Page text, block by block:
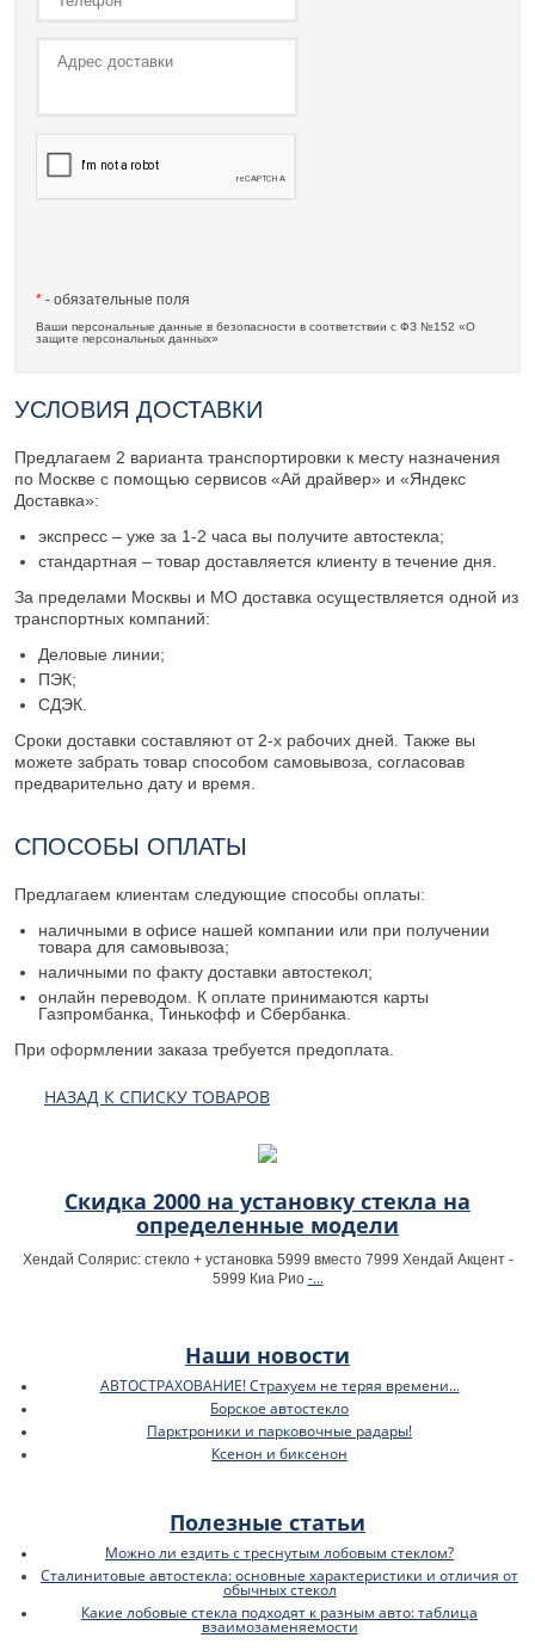
* - обязательные поля
Ваши персональные данные в безопасности в соответствии с ФЗ №152 «О
защите персональных данных»
УСЛОВИЯ ДОСТАВКИ
Предлагаем 2 варианта транспортировки к месту назначения
по Москве с помощью сервисов «Ай драйвер» и «Яндекс
Доставка»:
экспресс – уже за 1-2 часа вы получите автостекла;
стандартная – товар доставляется клиенту в течение дня.
За пределами Москвы и МО доставка осуществляется одной из
транспортных компаний:
Деловые линии;
ПЭК;
СДЭК.
Сроки доставки составляют от 2-х рабочих дней. Также вы
можете забрать товар способом самовывоза, согласовав
предварительно дату и время.
СПОСОБЫ ОПЛАТЫ
Предлагаем клиентам следующие способы оплаты:
наличными в офисе нашей компании или при получении
товара для самовывоза;
наличными по факту доставки автостекол;
онлайн переводом. К оплате принимаются карты
Газпромбанка, Тинькофф и Сбербанка.
При оформлении заказа требуется предоплата.
НАЗАД К СПИСКУ ТОВАРОВ
Скидка 2000 на установку стекла на
определенные модели
Хендай Солярис: стекло + установка 5999 вместо 7999 Хендай Акцент -
5999 Киа Рио -...
Наши новости
АВТОСТРАХОВАНИЕ! Страхуем не теряя времени...
Борское автостекло
Парктроники и парковочные радары!
Ксенон и биксенон
Полезные статьи
Можно ли ездить с треснутым лобовым стеклом?
Сталинитовые автостекла: основные характеристики и отличия от
обычных стекол
Какие лобовые стекла подходят к разным авто: таблица
взаимозаменяемости